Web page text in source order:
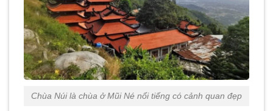
Chùa Núi là chùa ở Mũi Né nổi tiếng có cảnh quan đẹp